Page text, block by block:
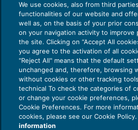
Definizione delle liti:
Entrate nega lo scomputo
RISCOSSIONE30/05/2023
di Domenico SantoroeGianluca
We use cookies, also from third
functionalities of our website and
well as, on the basis of your prior
on your navigation activity to improve
the site. Clicking on “Accept All
you agree to the activation of all
"Reject All" means that the default
unchanged and, therefore, browsing
without cookies or other tracking
technical To check the categories of
or change your cookie preferences,
Cookie Preferences. For more
cookies, please see our Cookie Policy.
information